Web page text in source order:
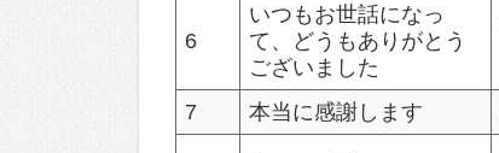
6
いつもお世話になっ
て、どうもありがとう
ございました
7
本当に感謝します